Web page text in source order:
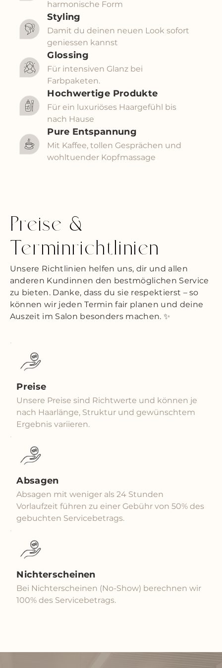
harmonische Form
Styling
Damit du deinen neuen Look sofort
geniessen kannst
Glossing
Für intensiven Glanz bei
Farbpaketen.
Hochwertige Produkte
Für ein luxuriöses Haargefühl bis
nach Hause
Pure Entspannung
Mit Kaffee, tollen Gesprächen und
wohltuender Kopfmassage
Preise &
Terminrichtlinien
Unsere Richtlinien helfen uns, dir und allen
anderen Kundinnen den bestmöglichen Service
zu bieten. Danke, dass du sie respektierst – so
können wir jeden Termin fair planen und deine
Auszeit im Salon besonders machen. ✨
Preise
Unsere Preise sind Richtwerte und können je
nach Haarlänge, Struktur und gewünschtem
Ergebnis variieren.
Absagen
Absagen mit weniger als 24 Stunden
Vorlaufzeit führen zu einer Gebühr von 50% des
gebuchten Servicebetrags.
Nichterscheinen
Bei Nichterscheinen (No-Show) berechnen wir
100% des Servicebetrags.